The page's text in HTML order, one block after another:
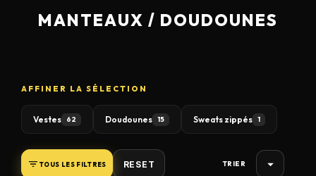
MANTEAUX / DOUDOUNES
AFFINER LA SÉLECTION
Vestes 62 Doudounes 15 Sweats zippés 1
TOUS LES FILTRES RESET 